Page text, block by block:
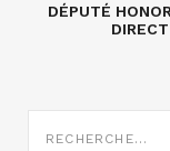
DÉPUTÉ
RECHERCHE
SUR